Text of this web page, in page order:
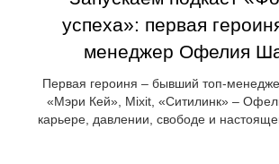
успеха»: первая
менеджер Офелия
Первая героиня – бывший топ-
«Мэри Кей», Mixit, «Ситилинк» –
карьере, давлении, свободе и